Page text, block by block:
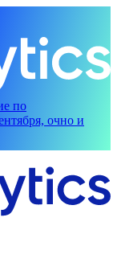
по
очно и